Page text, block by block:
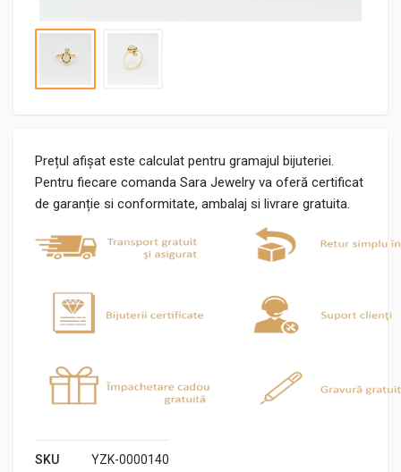
Prețul afișat este calculat pentru gramajul bijuteriei.
Pentru fiecare comanda Sara Jewelry va oferă certificat
de garanție si conformitate, ambalaj si livrare gratuita.
SKU
YZK-0000140